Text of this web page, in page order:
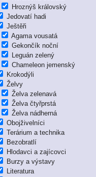
Hroznýš královský
Jedovatí hadi
Ještěři
Agama vousatá
Gekončík noční
Leguán zelený
Chameleon jemenský
Krokodýli
Želvy
Želva zelenavá
Želva čtyřprstá
Želva nádherná
Obojživelníci
Terárium a technika
Bezobratlí
Hlodavci a zajícovci
Burzy a výstavy
Literatura